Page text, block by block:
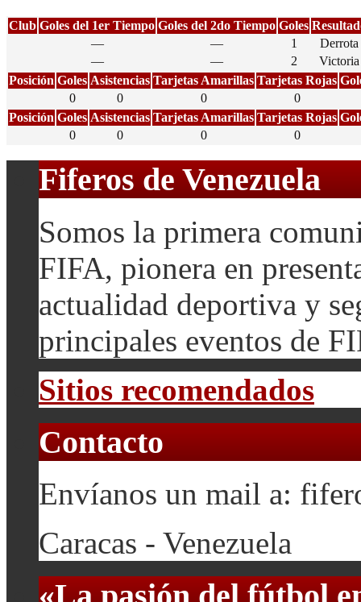
Club Goles del 1er Tiempo Goles del 2do Tiempo Goles
—
— 1
Derrota
—
— 2
Victoria
Posición Goles Asistencias Tarjetas Amarillas Tarjetas Rojas
0
0 0
0
Posición Goles Asistencias Tarjetas Amarillas Tarjetas Rojas
0
0 0 0
Fiferos de Venezuela
Somos la primera
FIFA, pionera en
actualidad deportiva y
principales eventos de
Sitios recomendados
Contacto
Envíanos un mail a:
Caracas - Venezuela